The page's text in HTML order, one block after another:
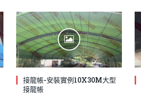
接龍帳-安裝實例10X30M大型
接龍帳